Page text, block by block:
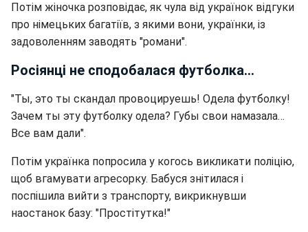
Потім жіночка розповідає, як чула від українок відгуки
про німецьких багатіїв, з якими вони, українки, із
задоволенням заводять "романи".
Росіянці не сподобалася футболка...
"Ты, это ты скандал провоцируешь! Одела футболку!
Зачем ты эту футболку одела? Губы свои намазала…
Все вам дали".
Потім українка попросила у когось викликати поліцію,
щоб вгамувати агресорку. Бабуся знітилася і
поспішила вийти з транспорту, викрикнувши
наостанок базу: "Простітутка!"